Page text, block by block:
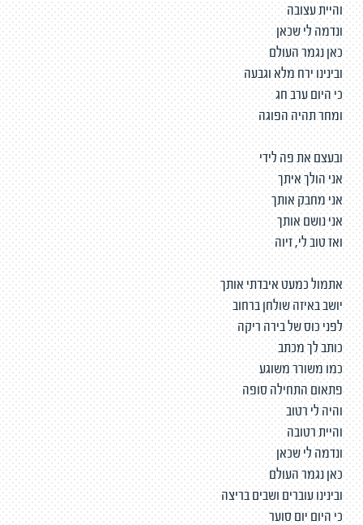
והיית עצובה
ונדמה לי שכאן
כאן נגמר העולם
ובינינו ירח מלא וגבעה
כי היום ערב חג
ומחר תהיה הפוגה
ובעצם את פה לידי
אני הולך איתך
אני מחבק אותך
אני נושם אותך
ואז טוב לי, זיוה
אתמול כמעט איבדתי אותך
יושב באיזה שולחן ברחוב
לפני כוס של בירה ריקה
כותב לך מכתב
כמו משורר משוגע
פתאום התחילה סופה
והיה לי רטוב
והיית רטובה
ונדמה לי שכאן
כאן נגמר העולם
ובינינו עוברים ושבים בריצה
כי היום יום סוער